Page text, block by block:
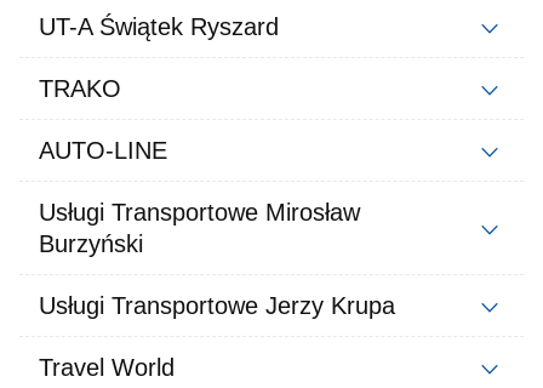
UT-A Świątek Ryszard
TRAKO
AUTO-LINE
Usługi Transportowe Mirosław
Burzyński
Usługi Transportowe Jerzy Krupa
Travel World